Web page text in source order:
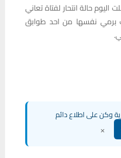
اليوم حالة انتحار لفتاة تعاني
نفسها من احد طوابق
وكن على اطلاع دائم
×